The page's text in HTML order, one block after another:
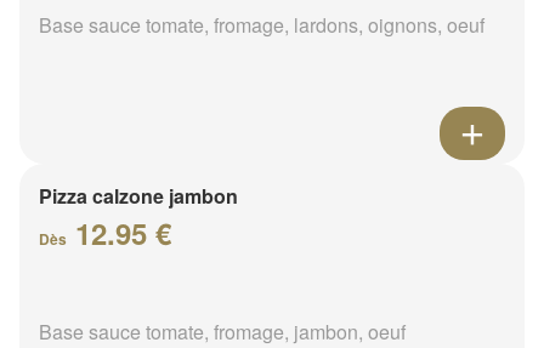
Base sauce tomate, fromage, lardons, oignons, oeuf
Pizza calzone jambon
Dès 12.95 €
Base sauce tomate, fromage, jambon, oeuf